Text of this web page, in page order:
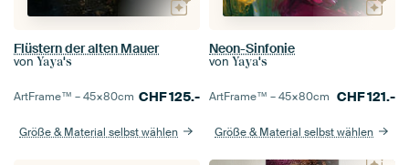
Flüstern der alten Mauer
von Yaya's
ArtFrame™ –45×80cm CHF125.-
Größe & Material selbst wählen
Neon-Sinfonie
von Yaya's
ArtFrame™ –45×80cm CHF121.-
Größe & Material selbst wählen